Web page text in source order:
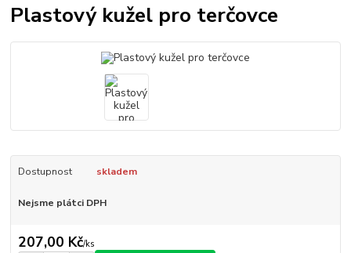
Plastový kužel pro terčovce
Dostupnost skladem
Nejsme plátci DPH
207,00 Kč/ks